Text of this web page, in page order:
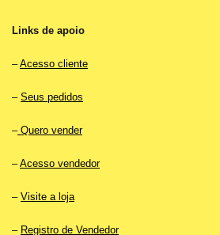
Links de apoio
–Acesso cliente
– Seus pedidos
–Quero vender
–Acesso vendedor
– Visite a loja
– Registro de Vendedor